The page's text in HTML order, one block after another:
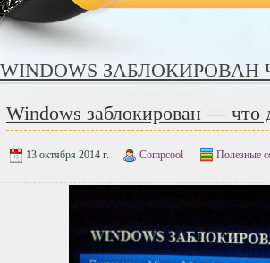
WINDOWS ЗАБЛОКИРОВАН
Windows заблокирован — что
13 октября 2014 г. Compcool Полезные